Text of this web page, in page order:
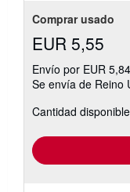
Comprar usado
EUR 5,55
Envío por EUR 5,84
Se envía de Reino
Cantidad